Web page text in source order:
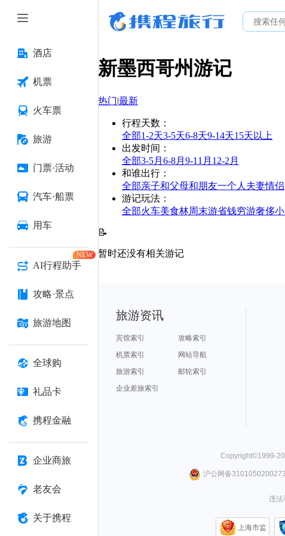
酒店
机票
火车票
旅游
门票·活动
汽车·船票
用车
AI行程助手
NEW
攻略·景点
旅游地图
全球购
礼品卡
携程金融
企业商旅
老友会
关于携程
新墨西哥州游记
热门|最新
行程天数 ：
全部1-2天3-5天6-8天9-14天15天以上
出发时间 ：
全部3-5月 6-8月 9-11月 12-2月
和谁出行 ：
全部亲子和父母和朋友一个人 夫妻情侣
游记玩法 ：
全部火车美食林周末游省钱穷游奢侈
📝
暂时还没有相关游记
旅游资讯
宾馆索引
攻略索引
机票索引
网站导航
旅游索引
邮轮索引
企业差旅索引
Copyright©1999-
沪公网备
违法
上海市监